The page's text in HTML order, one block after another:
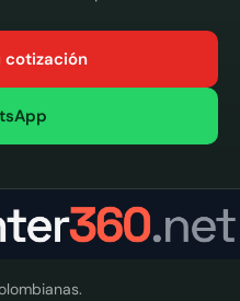
cotización